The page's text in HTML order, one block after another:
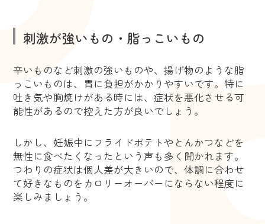
刺激が強いもの・脂っこいもの
辛いものなど刺激の強いものや、揚げ物のような脂
っこいものは、胃に負担がかかりやすいです。特に
吐き気や胸焼けがある時には、症状を悪化させる可
能性があるので控えた方が良いでしょう。
しかし、妊娠中にフライドポテトやとんかつなどを
無性に食べたくなったという声も多く聞かれます。
つわりの症状は個人差が大きいので、体調に合わせ
て好きなものをカロリーオーバーにならない程度に
楽しみましょう。